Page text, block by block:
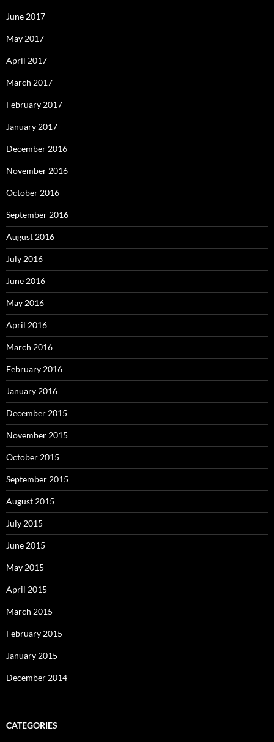
June 2017
May 2017
April 2017
March 2017
February 2017
January 2017
December 2016
November 2016
October 2016
September 2016
August 2016
July 2016
June 2016
May 2016
April 2016
March 2016
February 2016
January 2016
December 2015
November 2015
October 2015
September 2015
August 2015
July 2015
June 2015
May 2015
April 2015
March 2015
February 2015
January 2015
December 2014
CATEGORIES